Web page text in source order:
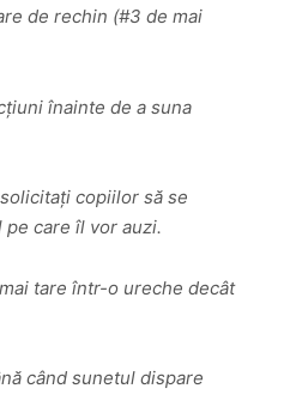
de rechin (#3 de mai
înainte de a suna
copiilor să se
care îl vor auzi.
tare într-o ureche decât
când sunetul dispare